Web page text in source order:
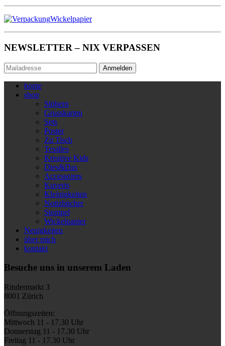
Wickelpapier
NEWSLETTER – NIX VERPASSEN
Anmelden
home
shop
Stöbern
Grusskarten
Sets
Poster
Zu Tisch
Textiles
Kreative Kids
Dies&Das
Accessoires
Kuverts
Kleinigkeiten
Notizbücher
Stempel
Wickelpapier
Neuigkeiten
über mich
kontakt
Besuche uns in unserem Laden
Rindermarkt 3
8001 Zürich
Öffnungszeiten:
Mittwoch 11 - 17.30 Uhr
Donnerstag 11 - 17.30 Uhr
Freitag 11 - 17.30 Uhr